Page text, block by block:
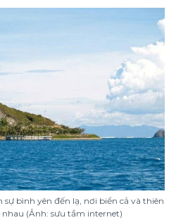
bình yên đến lạ, nơi biển cả và thiên
nhau (Ảnh: sưu tầm internet)